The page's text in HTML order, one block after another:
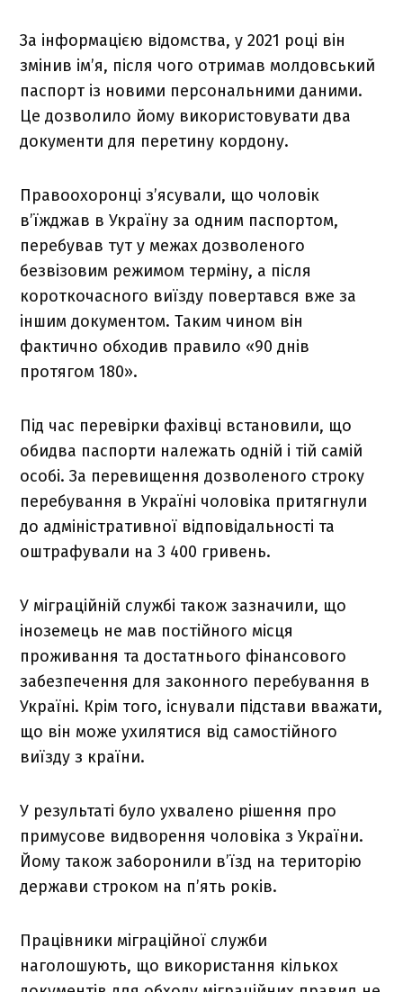
За інформацією відомства, у 2021 році він
змінив ім’я, після чого отримав молдовський
паспорт із новими персональними даними.
Це дозволило йому використовувати два
документи для перетину кордону.
Правоохоронці з’ясували, що чоловік
в’їжджав в Україну за одним паспортом,
перебував тут у межах дозволеного
безвізовим режимом терміну, а після
короткочасного виїзду повертався вже за
іншим документом. Таким чином він
фактично обходив правило «90 днів
протягом 180».
Під час перевірки фахівці встановили, що
обидва паспорти належать одній і тій самій
особі. За перевищення дозволеного строку
перебування в Україні чоловіка притягнули
до адміністративної відповідальності та
оштрафували на 3 400 гривень.
У міграційній службі також зазначили, що
іноземець не мав постійного місця
проживання та достатнього фінансового
забезпечення для законного перебування в
Україні. Крім того, існували підстави вважати,
що він може ухилятися від самостійного
виїзду з країни.
У результаті було ухвалено рішення про
примусове видворення чоловіка з України.
Йому також заборонили в’їзд на територію
держави строком на п’ять років.
Працівники міграційної служби
наголошують, що використання кількох